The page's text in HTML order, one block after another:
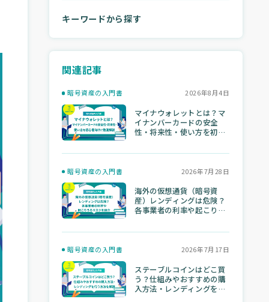
キーワードから探す
関連記事
暗号資産の入門書 2026年8月4日
マイナウォレットとは？マ
イナンバーカードの安全
性・将来性・使い方を初心
暗号資産の入門書 2026年7月28日
海外の仮想通貨（暗号資
産）レンディングは危険？
各事業者の利率や起こりう
暗号資産の入門書 2026年7月17日
ステーブルコインはどこ買
う？仕組みやおすすめの購
入方法・レンディングを行